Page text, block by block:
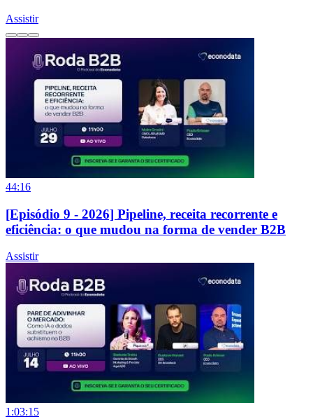
Assistir
44:16
[Episódio 9 - 2026] Pipeline, receita recorrente e
eficiência: o que mudou na forma de vender B2B
Assistir
1:03:15